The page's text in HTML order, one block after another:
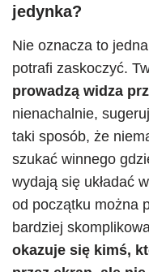
jedynka?
Nie oznacza to
potrafi zaskoczyć.
prowadzą widza
nienachalnie,
taki sposób, że
szukać winnego
wydają się układać
od początku można
bardziej
okazuje się kimś,